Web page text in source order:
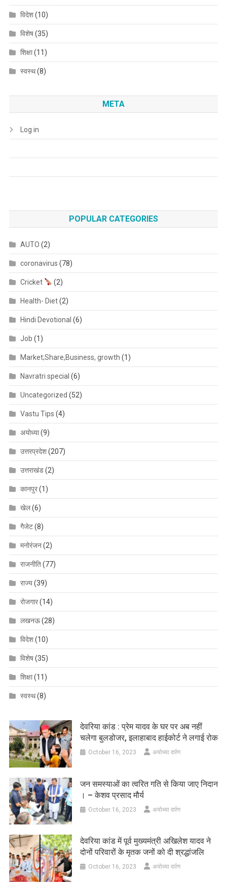
विदेश(10)
विशेष(35)
शिक्षा(11)
स्वस्थ(8)
META
Log in
POPULAR CATEGORIES
AUTO (2)
coronavirus (78)
Cricket (2)
Health- Diet(2)
Hindi Devotional (6)
Job (1)
Market;Share,Business, growth (1)
Navratri special (6)
Uncategorized (52)
Vastu Tips (4)
अयोध्या(9)
उत्तरप्रदेश(207)
उत्तराखंड(2)
कानपुर(1)
खेल(6)
गैजेट(8)
मनोरंजन(2)
राजनीति(77)
राज्य(39)
रोजगार(14)
लखनऊ(28)
विदेश(10)
विशेष(35)
शिक्षा(11)
स्वस्थ(8)
देवरिया कांड : प्रेम यादव के घर पर अब नहीं
चलेगा बुलडोजर, इलाहाबाद हाईकोर्ट ने लगाई रोक
October 16, 2023 अयोध्या दर्पण
जन समस्याओं का त्वरित गति से किया जाए निदान
। – केशव प्रसाद मौर्य
October 16, 2023 अयोध्या दर्पण
देवरिया कांड में पूर्व मुख्यमंत्री अखिलेश यादव ने
दोनों परिवारों के मृतक जनों को दी श्रद्धांजलि
October 16, 2023 अयोध्या दर्पण